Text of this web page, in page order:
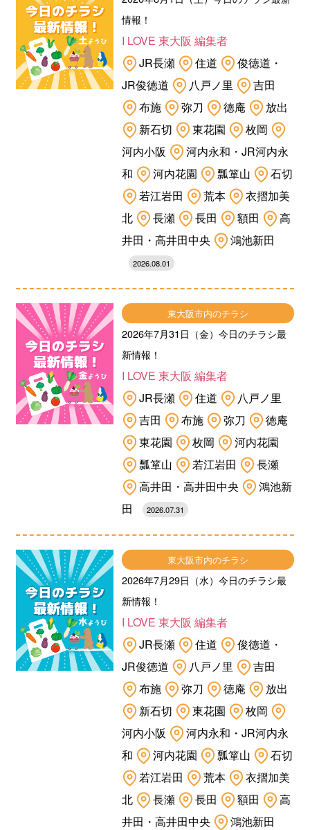
情報！
I LOVE 東大阪 編集者
JR長瀬
住道
俊徳道・
JR俊徳道
八戸ノ里
吉田
布施
弥刀 徳庵
放出
新石切
東花園
枚岡
河内小阪
河内永和・JR河内永
和
河内花園 瓢箪山
石切
若江岩田
荒本
衣摺加美
北
長瀬 長田 額田
高
井田・高井田中央
鴻池新田
2026.08.01
東大阪市内のチラシ
2026年7月31日（金）今日のチラシ最
新情報！
I LOVE 東大阪 編集者
JR長瀬
住道
八戸ノ里
吉田
布施 弥刀
徳庵
東花園
枚岡
河内花園
瓢箪山
若江岩田
長瀬
高井田・高井田中央
鴻池新
田
2026.07.31
東大阪市内のチラシ
2026年7月29日（水）今日のチラシ最
新情報！
I LOVE 東大阪 編集者
JR長瀬
住道
俊徳道・
JR俊徳道
八戸ノ里
吉田
布施
弥刀 徳庵
放出
新石切
東花園
枚岡
河内小阪
河内永和・JR河内永
和
河内花園 瓢箪山
石切
若江岩田
荒本
衣摺加美
北
長瀬 長田 額田
高
井田・高井田中央
鴻池新田